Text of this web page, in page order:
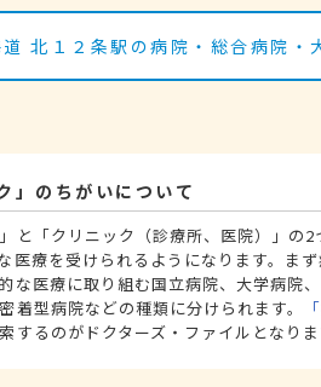
北１２条駅の病院・総合病院・
」のちがいについて
と「クリニック（診療所、医院）」の
医療を受けられるようになります。ま
な医療に取り組む国立病院、大学病院
着型病院などの種類に分けられます。
するのがドクターズ・ファイルとなりま